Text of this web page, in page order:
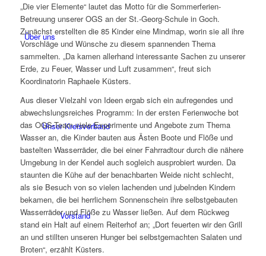
Über uns
Unser Kreisverband
Vorstand
„Die vier Elemente“ lautet das Motto für die Sommerferien-
Betreuung unserer OGS an der St.-Georg-Schule in Goch.
Zunächst erstellten die 85 Kinder eine Mindmap, worin sie all ihre
Vorschläge und Wünsche zu diesem spannenden Thema
sammelten. „Da kamen allerhand interessante Sachen zu unserer
Erde, zu Feuer, Wasser und Luft zusammen“, freut sich
Koordinatorin Raphaele Küsters.
Aus dieser Vielzahl von Ideen ergab sich ein aufregendes und
abwechslungsreiches Programm: In der ersten Ferienwoche bot
das OGS-Team viele Experimente und Angebote zum Thema
Wasser an, die Kinder bauten aus Ästen Boote und Flöße und
bastelten Wasserräder, die bei einer Fahrradtour durch die nähere
Umgebung in der Kendel auch sogleich ausprobiert wurden. Da
staunten die Kühe auf der benachbarten Weide nicht schlecht,
als sie Besuch von so vielen lachenden und jubelnden Kindern
bekamen, die bei herrlichem Sonnenschein ihre selbstgebauten
Wasserräder und Flöße zu Wasser ließen. Auf dem Rückweg
stand ein Halt auf einem Reiterhof an; „Dort feuerten wir den Grill
an und stillten unseren Hunger bei selbstgemachten Salaten und
Broten“, erzählt Küsters.